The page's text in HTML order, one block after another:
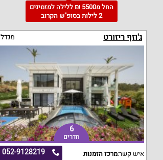
החל מ5500 ₪ ללילה למזמינים
2 לילות בסופ"ש הקרוב
ג'וזף ריזורט מגדל
6
חדרים
052-9128219 איש קשר:מרכז הזמנות